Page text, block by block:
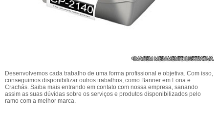
Desenvolvemos cada trabalho de uma forma profissional e objetiva. Com isso,
conseguimos disponibilizar outros trabalhos, como Banner em Lona e
Crachás. Saiba mais entrando em contato com nossa empresa, sanando
assim as suas dúvidas sobre os serviços e produtos disponibilizados pelo
ramo com a melhor marca.